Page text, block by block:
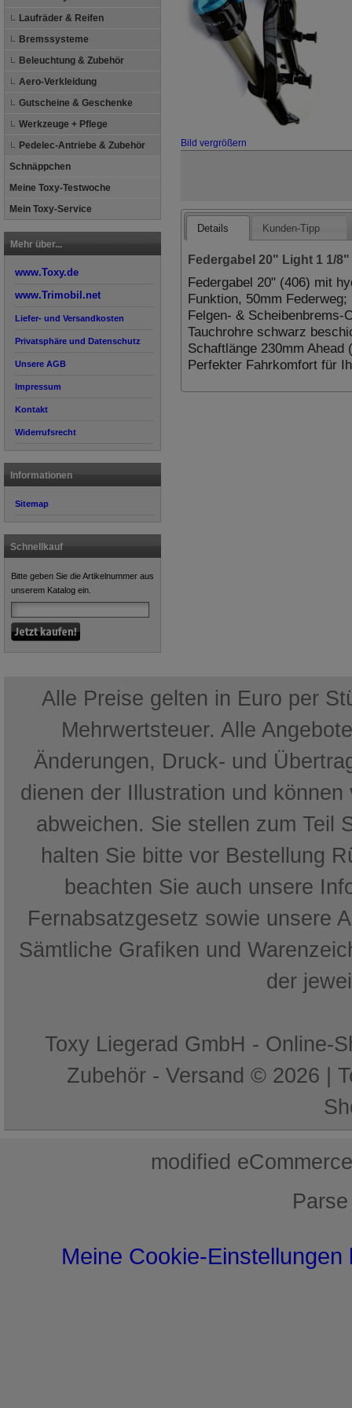
Laufräder & Reifen
Bremssysteme
Beleuchtung & Zubehör
Aero-Verkleidung
Gutscheine & Geschenke
Werkzeuge + Pflege
Pedelec-Antriebe & Zubehör
Schnäppchen
Meine Toxy-Testwoche
Mein Toxy-Service
Mehr über...
www.Toxy.de
www.Trimobil.net
Liefer- und Versandkosten
Privatsphäre und Datenschutz
Unsere AGB
Impressum
Kontakt
Widerrufsrecht
Informationen
Sitemap
Schnellkauf
Bitte geben Sie die Artikelnummer aus
unserem Katalog ein.
Bild vergrößern
Details Kunden-Tipp
Federgabel 20" Light 1 1/
Federgabel 20" (406) mit
Funktion, 50mm
Felgen- & Scheibenbrems-
Tauchrohre schwarz
Schaftlänge 230mm
Perfekter Fahrkomfort für
Alle Preise gelten in Euro per
Mehrwertsteuer. Alle
Änderungen, Druck- und
dienen der Illustration und
abweichen. Sie stellen zum Teil
halten Sie bitte vor Bestellung
beachten Sie auch unsere
Fernabsatzgesetz sowie unsere
Sämtliche Grafiken und
der
Toxy Liegerad GmbH - Online-
Zubehör - Versand © 2026 |
mod ified
Meine Cookie-